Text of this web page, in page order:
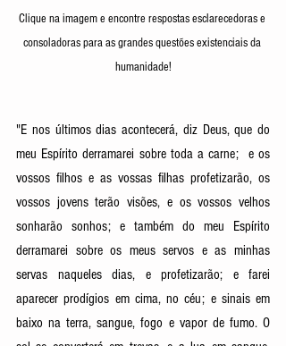
Clique na imagem e encontre respostas esclarecedoras e
consoladoras para as grandes questões existenciais da
humanidade!
"E nos últimos dias acontecerá, diz Deus, que do
meu Espírito derramarei sobre toda a carne;  e os
vossos filhos e as vossas filhas profetizarão, os
vossos jovens terão visões, e os vossos velhos
sonharão sonhos; e também do meu Espírito
derramarei sobre os meus servos e as minhas
servas naqueles dias, e profetizarão; e farei
aparecer prodígios em cima, no céu; e sinais em
baixo na terra, sangue, fogo e vapor de fumo. O